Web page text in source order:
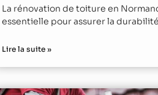
La rénovation de toiture en
essentielle pour assurer la
Lire la suite »